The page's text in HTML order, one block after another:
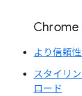
Chrome
より信頼
スタイリ
ロード